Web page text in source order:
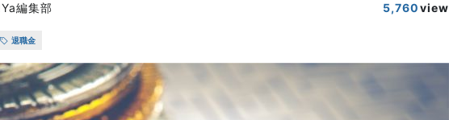
編集部 5,760view
退職金